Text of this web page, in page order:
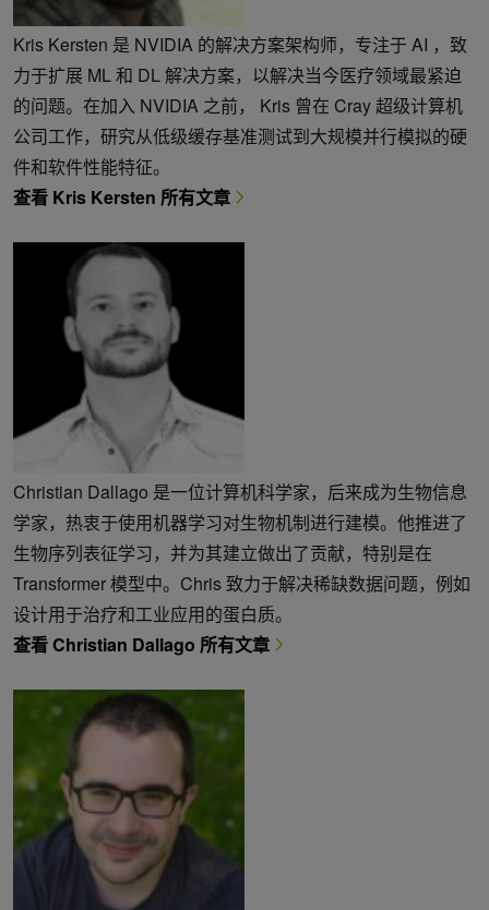
Kris Kersten 是 NVIDIA 的解决方案架构师，专注于 AI ，致
力于扩展 ML 和 DL 解决方案，以解决当今医疗领域最紧迫
的问题。在加入 NVIDIA 之前， Kris 曾在 Cray 超级计算机
公司工作，研究从低级缓存基准测试到大规模并行模拟的硬
件和软件性能特征。
查看 Kris Kersten 所有文章
Christian Dallago 是一位计算机科学家，后来成为生物信息
学家，热衷于使用机器学习对生物机制进行建模。他推进了
生物序列表征学习，并为其建立做出了贡献，特别是在
Transformer 模型中。Chris 致力于解决稀缺数据问题，例如
设计用于治疗和工业应用的蛋白质。
查看 Christian Dallago 所有文章